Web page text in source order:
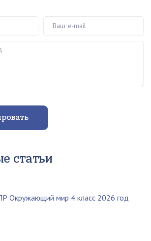
статьи
Окружающий мир 4 класс 2026 год